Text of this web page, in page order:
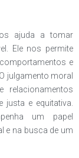
ajuda a tomar
Ele nos permite
e
julgamento moral
e equitativa.
um papel
e na busca de um